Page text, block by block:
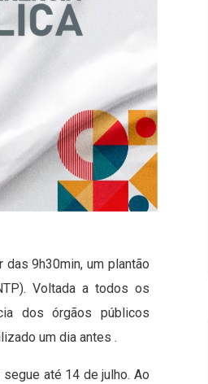
das 9h30min, um plantão
Voltada a todos os
dos órgãos públicos
um dia antes .
até 14 de julho. Ao